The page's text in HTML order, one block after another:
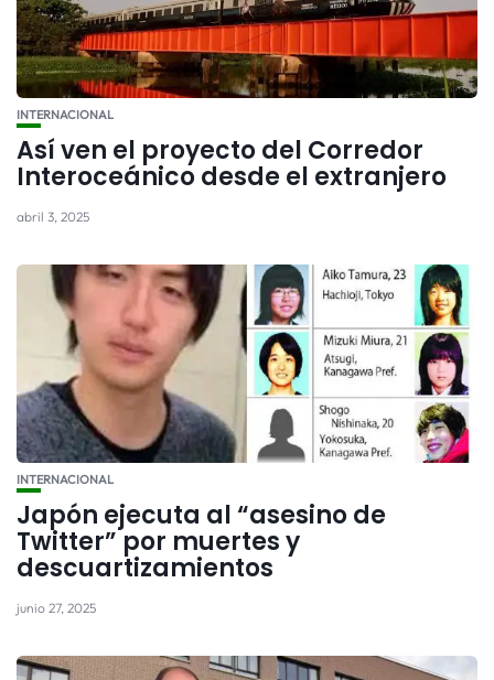
INTERNACIONAL
Así ven el proyecto del Corredor
Interoceánico desde el extranjero
abril 3, 2025
INTERNACIONAL
Japón ejecuta al “asesino de
Twitter” por muertes y
descuartizamientos
junio 27, 2025